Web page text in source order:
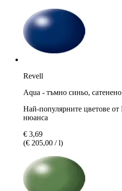
Revell
Aqua - тъмно синьо,
Най-популярните цветове от
нюанса
€ 3,69
(€ 205,00 / l)